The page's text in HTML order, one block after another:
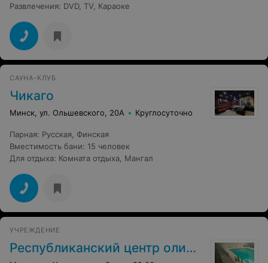
Развлечения: DVD, TV, Караоке
САУНА-КЛУБ
Чикаго
Минск, ул. Ольшевского, 20А Круглосуточно
Парная: Русская, Финская
Вместимость бани: 15 человек
Для отдыха: Комната отдыха, Мангал
УЧРЕЖДЕНИЕ
Республиканский центр олимпийско